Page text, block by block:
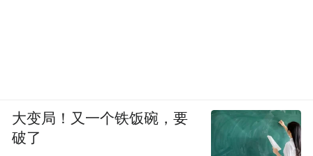
大变局！又一个铁饭碗，要
破了